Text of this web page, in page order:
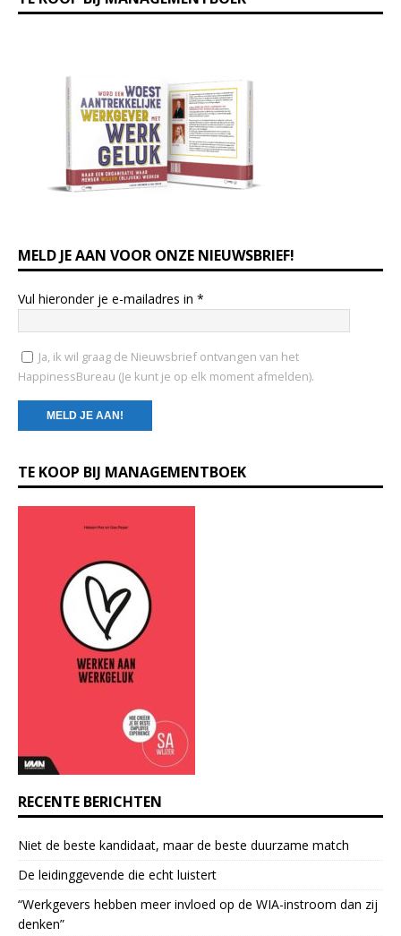
MELD JE AAN VOOR ONZE NIEUWSBRIEF!
Vul hieronder je e-mailadres in *
Ja, ik wil graag de Nieuwsbrief ontvangen van het
HappinessBureau (Je kunt je op elk moment afmelden).
o
n
.
l
e
a
s
e
TE KOOP BIJ MANAGEMENTBOEK
RECENTE BERICHTEN
Niet de beste kandidaat, maar de beste duurzame match
De leidinggevende die echt luistert
“Werkgevers hebben meer invloed op de WIA-instroom dan zij
denken”